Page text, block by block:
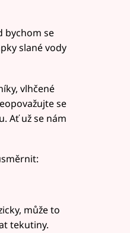
bychom se
slané vody
vlhčené
se
Ať už se nám
může to
tekutiny.